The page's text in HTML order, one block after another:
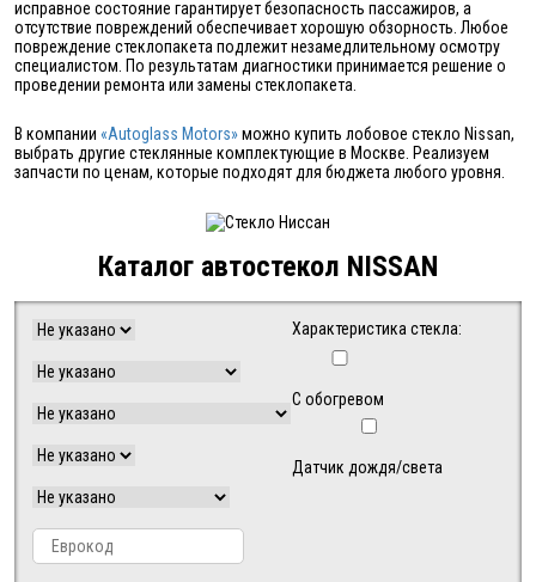
исправное состояние гарантирует безопасность пассажиров, а
отсутствие повреждений обеспечивает хорошую обзорность. Любое
повреждение стеклопакета подлежит незамедлительному осмотру
специалистом. По результатам диагностики принимается решение о
проведении ремонта или замены стеклопакета.
В компании «Autoglass Motors»можно купить лобовое стекло Nissan,
выбрать другие стеклянные комплектующие в Москве. Реализуем
запчасти по ценам, которые подходят для бюджета любого уровня.
Каталог автостекол NISSAN
Характеристика стекла:
С обогревом
Датчик дождя/света